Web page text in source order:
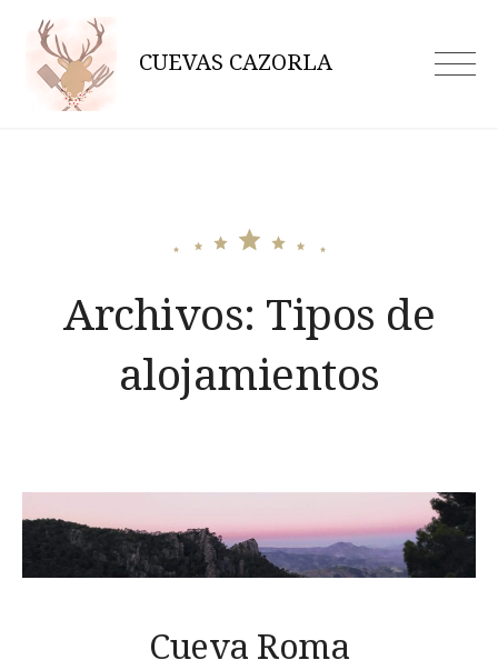
content
CUEVAS CAZORLA
Archivos: Tipos de
alojamientos
Cueva Roma